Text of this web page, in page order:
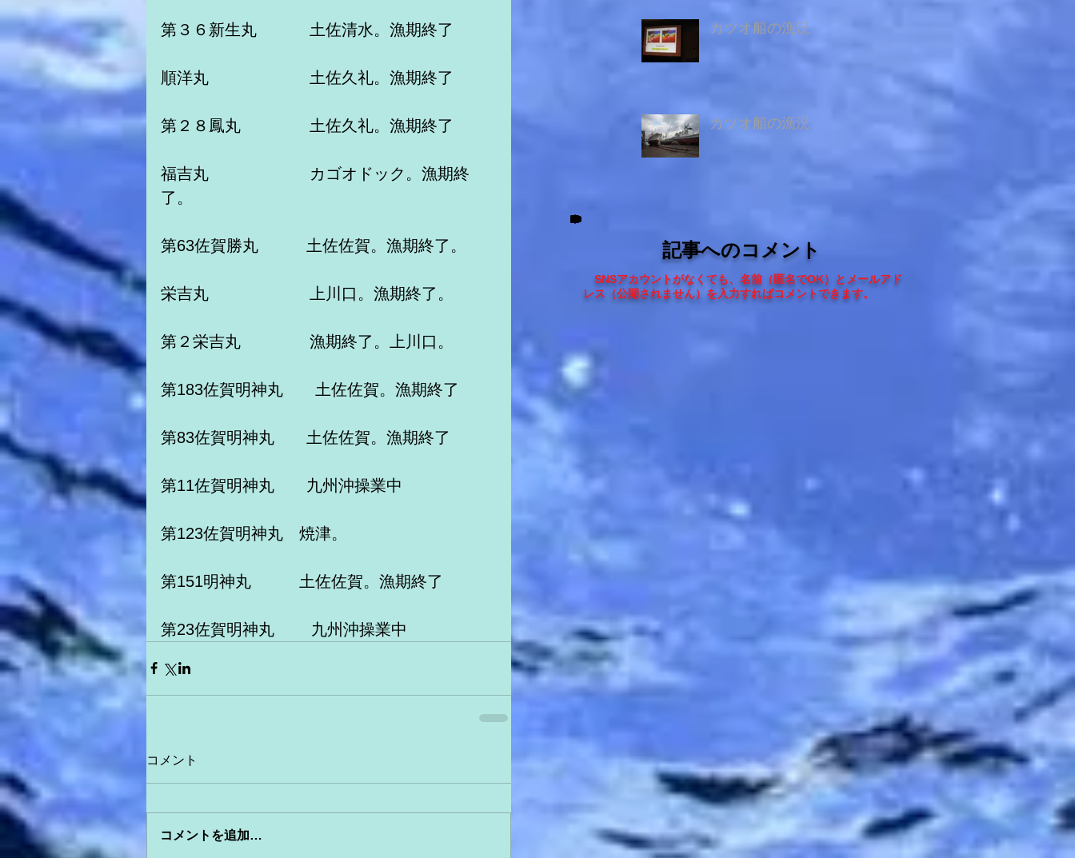
カツオ船の漁況
カツオ船の漁況
記事へのコメント
SNSアカウントがなくても、 名前（匿名でOK）とメールアド
レス（公開されません）を入力すればコメントできます。
第３６新生丸　　　 土佐清水。漁期終了
順洋丸　　　　　 　土佐久礼。漁期終了
第２８鳳丸　　　　 土佐久礼。漁期終了
福吉丸　　　　　　 カゴオドック。漁期終
了。
第63佐賀勝丸　　　土佐佐賀。漁期終了。
栄吉丸　　　　　　 上川口。漁期終了。
第２栄吉丸　　　　 漁期終了。上川口。
第183佐賀明神丸　　土佐佐賀。漁期終了
第83佐賀明神丸　　土佐佐賀。漁期終了
第11佐賀明神丸　　九州沖操業中
第123佐賀明神丸　焼津。
第151明神丸　　　土佐佐賀。漁期終了
第23佐賀明神丸　　 九州沖操業中
コメント
コメントを追加…